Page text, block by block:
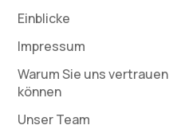
Einblicke
Impressum
Warum Sie uns vertrauen
können
Unser Team